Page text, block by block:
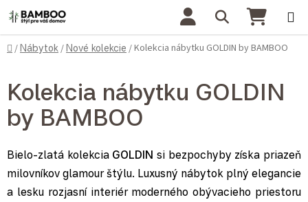
Prejsť na obsah Hľadať
Domov
/Nábytok /Nové kolekcie /Kolekcia nábytku GOLDIN by BAMBOO
Kolekcia nábytku GOLDIN
by BAMBOO
Bielo-zlatá kolekcia GOLDIN si bezpochyby získa priazeň
milovníkov glamour štýlu. Luxusný nábytok plný elegancie
a lesku rozjasní interiér moderného obývacieho priestoru